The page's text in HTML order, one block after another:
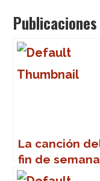
La canción
fin de semana